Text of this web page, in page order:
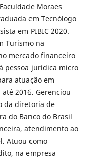
Moraes
em Tecnólogo
em PIBIC 2020.
Turismo na
mercado financeiro
pessoa jurídica micro
atuação em
2016. Gerenciou
da diretoria de
do Banco do Brasil
atendimento ao
Atuou como
na empresa